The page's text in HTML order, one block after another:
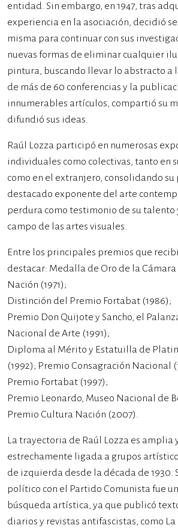
entidad. Sin embargo, en 1947, tras
experiencia en la asociación, decidió
misma para continuar con sus
nuevas formas de eliminar cualquier
pintura, buscando llevar lo abstracto a
de más de 60 conferencias y la
innumerables artículos, compartió su
difundió sus ideas.
Raúl Lozza participó en numerosas
individuales como colectivas, tanto en
como en el extranjero, consolidando su
destacado exponente del arte
perdura como testimonio de su talento
campo de las artes visuales.
Entre los principales premios que
destacar: Medalla de Oro de la
Nación (1971);
Distinción del Premio Fortabat (1986);
Premio Don Quijote y Sancho, el
Nacional de Arte (1991);
Diploma al Mérito y Estatuilla de
(1992); Premio Consagración Nacional
Premio Fortabat (1997);
Premio Leonardo, Museo Nacional de
Premio Cultura Nación (2007).
La trayectoria de Raúl Lozza es amplia
estrechamente ligada a grupos
de izquierda desde la década de 1930.
político con el Partido Comunista fue
búsqueda artística, ya que publicó
diarios y revistas antifascistas, como La